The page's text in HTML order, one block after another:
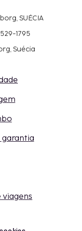
SUÉCIA
1795
Suécia
garantia
viagens